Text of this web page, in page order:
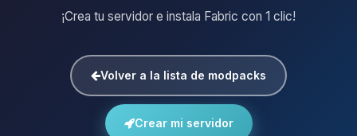
¡Crea tu servidor e instala Fabric con 1 clic!
Volver a la lista de modpacks
Crear mi servidor